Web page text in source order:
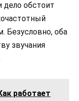
обстоит
Безусловно, оба
звучания
работает